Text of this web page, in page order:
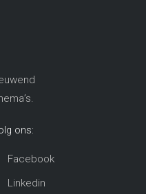
ons:
Facebook
Linkedin